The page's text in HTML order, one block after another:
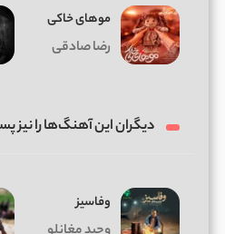
موهای خاکی
رضا صادقی
دیگران این آهنگ‌ها را نیز
وفاسیز